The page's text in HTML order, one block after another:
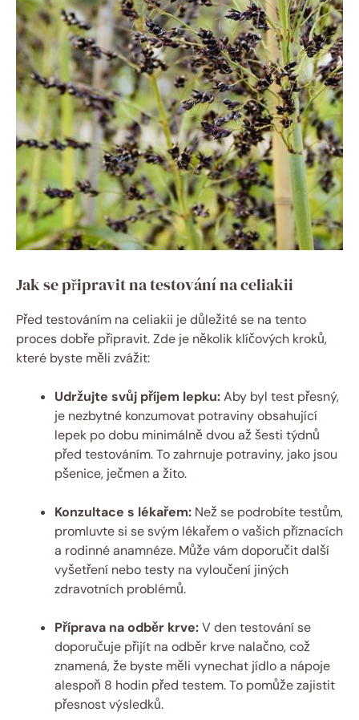
Jak se připravit na testování na celiakii
Před testováním na celiakii je důležité se na tento
proces dobře připravit. Zde je několik klíčových kroků,
které byste měli zvážit:
Udržujte svůj příjem lepku:Aby byl test přesný,
je nezbytné konzumovat potraviny obsahující
lepek po dobu minimálně dvou až šesti týdnů
před testováním. To zahrnuje potraviny, jako jsou
pšenice, ječmen a žito.
Konzultace s lékařem: Než se podrobíte testům,
promluvte si se svým lékařem o vašich příznacích
a rodinné anamnéze. Může vám doporučit další
vyšetření nebo testy na vyloučení jiných
zdravotních problémů.
Příprava na odběr krve:V den testování se
doporučuje přijít na odběr krve nalačno, což
znamená, že byste měli vynechat jídlo a nápoje
alespoň 8 hodin před testem. To pomůže zajistit
přesnost výsledků.